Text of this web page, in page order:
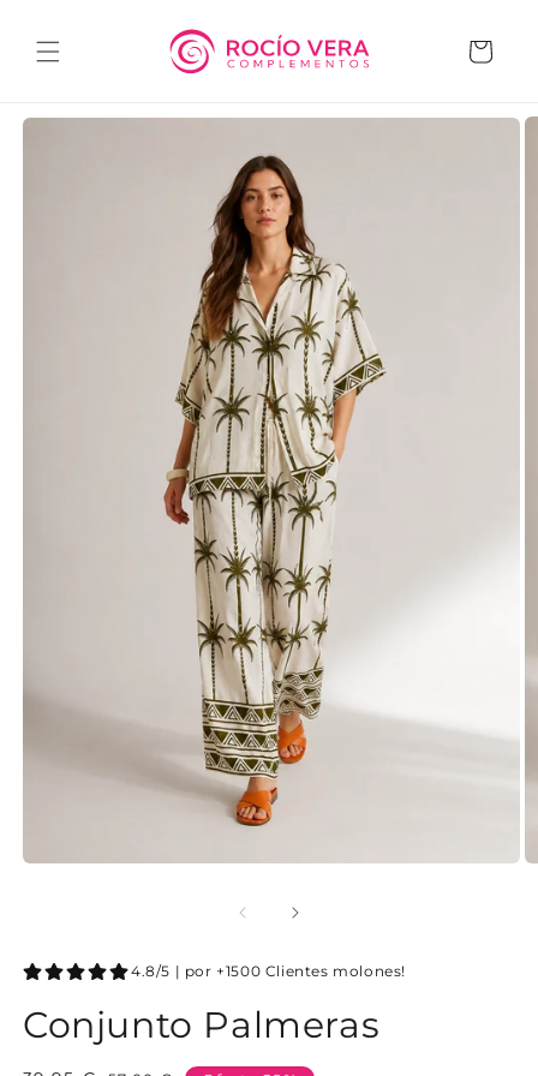
al contenido
Carrito
directamente
4.8/5 | por +1500 Clientes molones!
Conjunto Palmeras